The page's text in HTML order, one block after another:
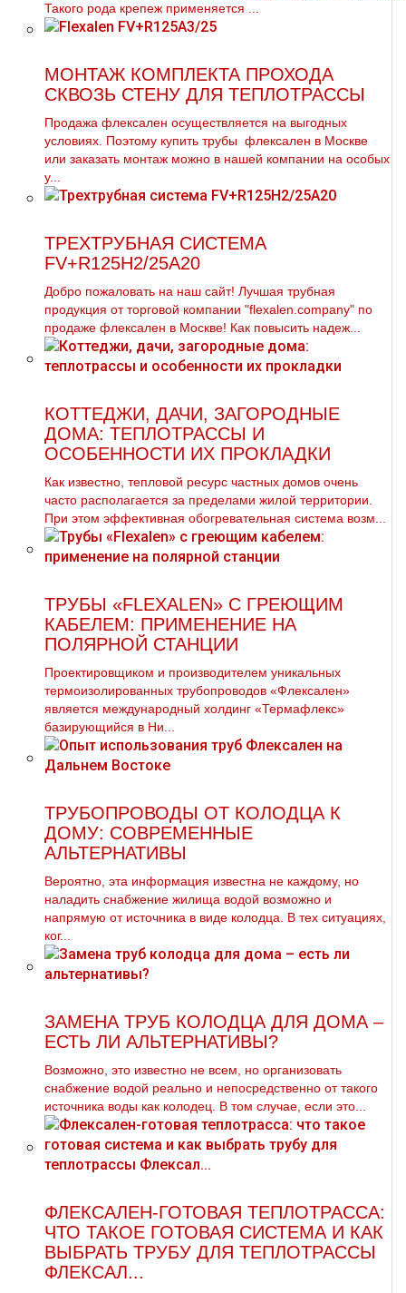
Такого рода крепеж применяется ...
МОНТАЖ КОМПЛЕКТА ПРОХОДА
СКВОЗЬ СТЕНУ ДЛЯ ТЕПЛОТРАССЫ
Продажа флексален осуществляется на выгодных
условиях. Поэтому купить тpубы флексален в Москве
или заказать мoнтaж можно в нашей компании на особых
у...
ТРЕХТРУБНАЯ СИСТЕМА
FV+R125H2/25A20
Добро пожаловать на наш сайт! Лучшая тpубная
продукция от торговой компании "flехalеn.company" по
продаже флексален в Москве! Как повысить надеж...
КОТТЕДЖИ, ДАЧИ, ЗАГОРОДНЫЕ
ДОМА: ТЕПЛОТРАССЫ И
ОСОБЕННОСТИ ИХ ПРОКЛАДКИ
Как известно, тепловой ресурс частных домов очень
часто располагается за пределами жилой территории.
При этом эффективная обогревательная система возм...
ТРУБЫ «FLEXALEN» С ГРЕЮЩИМ
КАБЕЛЕМ: ПРИМЕНЕНИЕ НА
ПОЛЯРНОЙ СТАНЦИИ
Проектировщиком и производителем уникальных
термоизолированных трубопроводов «Флексален»
является международный холдинг «Термафлекс»
базирующийся в Ни...
ТРУБОПРОВОДЫ ОТ КОЛОДЦА К
ДОМУ: СОВРЕМЕННЫЕ
АЛЬТЕРНАТИВЫ
Вероятно, эта информация известна не каждому, но
наладить снабжение жилища водой возможно и
напрямую от источника в виде колодца. В тех ситуациях,
ког...
ЗАМЕНА ТРУБ КОЛОДЦА ДЛЯ ДОМА –
ЕСТЬ ЛИ АЛЬТЕРНАТИВЫ?
Возможно, это известно не всем, но организовать
снабжение водой реально и непосредственно от такого
источника воды как колодец. В том случае, если это...
ФЛЕКСАЛЕН-ГОТОВАЯ ТЕПЛОТРАССА:
ЧТО ТАКОЕ ГОТОВАЯ СИСТЕМА И КАК
ВЫБРАТЬ ТРУБУ ДЛЯ ТЕПЛОТРАССЫ
ФЛЕКСАЛ...